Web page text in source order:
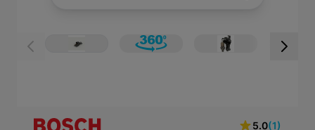
View larger image
View larger image
View larger
5.0(1)